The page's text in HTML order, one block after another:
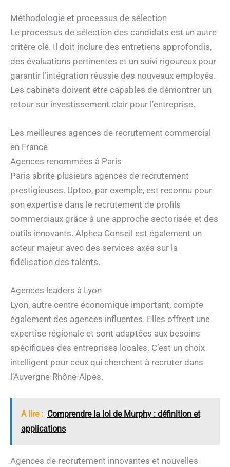
Méthodologie et processus de sélection
Le processus de sélection des candidats est un autre
critère clé. Il doit inclure des entretiens approfondis,
des évaluations pertinentes et un suivi rigoureux pour
garantir l’intégration réussie des nouveaux employés.
Les cabinets doivent être capables de démontrer un
retour sur investissement clair pour l’entreprise.
Les meilleures agences de recrutement commercial
en France
Agences renommées à Paris
Paris abrite plusieurs agences de recrutement
prestigieuses. Uptoo, par exemple, est reconnu pour
son expertise dans le recrutement de profils
commerciaux grâce à une approche sectorisée et des
outils innovants. Alphea Conseil est également un
acteur majeur avec des services axés sur la
fidélisation des talents.
Agences leaders à Lyon
Lyon, autre centre économique important, compte
également des agences influentes. Elles offrent une
expertise régionale et sont adaptées aux besoins
spécifiques des entreprises locales. C’est un choix
intelligent pour ceux qui cherchent à recruter dans
l’Auvergne-Rhône-Alpes.
A lire : Comprendre la loi de Murphy : définition et
applications
Agences de recrutement innovantes et nouvelles